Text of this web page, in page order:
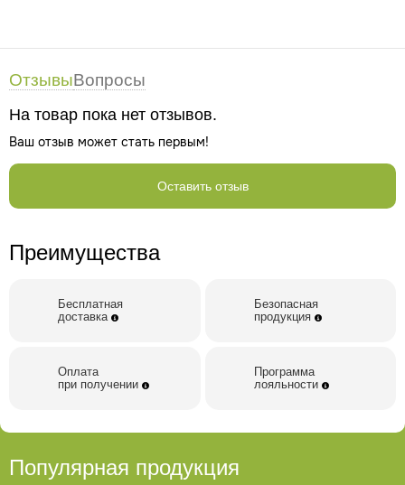
ОтзывыВопросы
На товар пока нет отзывов.
Ваш отзыв может стать первым!
Оставить отзыв
Преимущества
Бесплатная
доставка
Безопасная
продукция
Оплата
при получении
Программа
лояльности
Популярная продукция